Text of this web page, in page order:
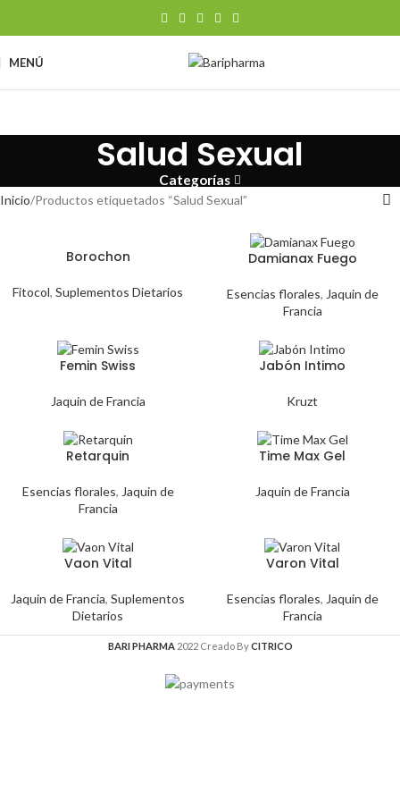
MENÚ
Salud Sexual
Categorías
Inicio Productos etiquetados “Salud Sexual”
Borochon
Fitocol, Suplementos Dietarios
Damianax Fuego
Esencias florales, Jaquin de
Francia
Femin Swiss
Jaquin de Francia
Jabón Intimo
Kruzt
Retarquin
Esencias florales, Jaquin de
Francia
Time Max Gel
Jaquin de Francia
Vaon Vital
Jaquin de Francia, Suplementos
Dietarios
Varon Vital
Esencias florales, Jaquin de
Francia
BARI PHARMA 2022 Creado ByCITRICO